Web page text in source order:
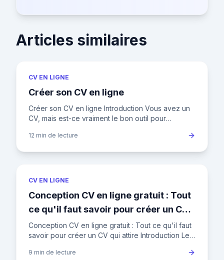
Articles similaires
CV EN LIGNE
Créer son CV en ligne
Créer son CV en ligne Introduction Vous avez un
CV, mais est-ce vraiment le bon outil pour
marché du travail français
12 min de lecture
CV EN LIGNE
Conception CV en ligne gratuit : Tout
ce qu'il faut savoir pour créer un CV
qui attire
Conception CV en ligne gratuit : Tout ce qu'il faut
savoir pour créer un CV qui attire Introduction Le
expériences
9 min de lecture